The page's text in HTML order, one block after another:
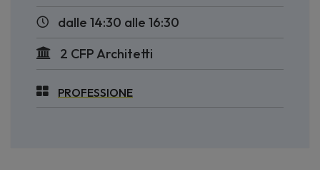
dalle 14:30 alle 16:30
2 CFP Architetti
PROFESSIONE